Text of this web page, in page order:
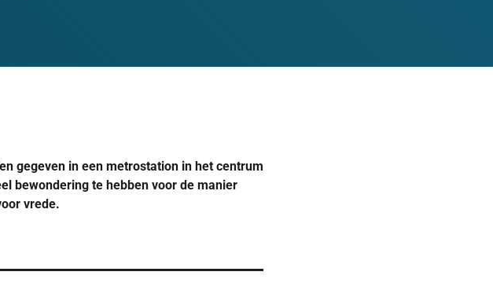
gegeven in een metrostation in het centrum
bewondering te hebben voor de manier
vrede.